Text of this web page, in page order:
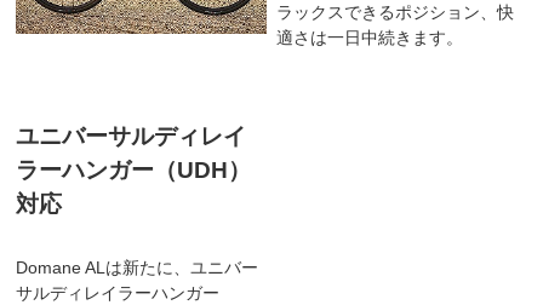
ラックスできるポジション、快
適さは一日中続きます。
ユニバーサルディレイ
ラーハンガー（UDH）
対応
Domane ALは新たに、ユニバー
サルディレイラーハンガー